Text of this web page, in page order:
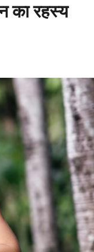
का रहस्य